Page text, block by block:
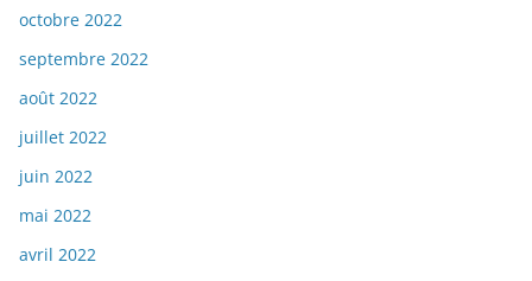
octobre 2022
septembre 2022
août 2022
juillet 2022
juin 2022
mai 2022
avril 2022